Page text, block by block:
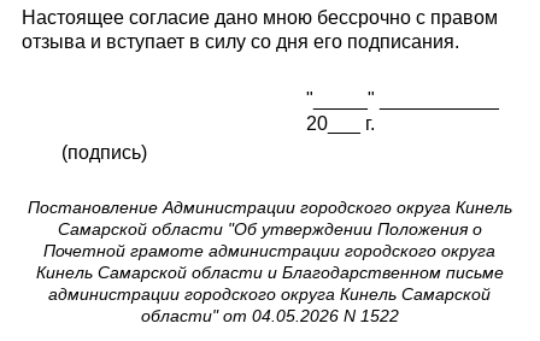
Настоящее согласие дано мною бессрочно с правом
отзыва и вступает в силу со дня его подписания.
"_____" ___________
20___ г.
(подпись)
Постановление Администрации городского округа Кинель
Самарской области "Об утверждении Положения о
Почетной грамоте администрации городского округа
Кинель Самарской области и Благодарственном письме
администрации городского округа Кинель Самарской
области" от 04.05.2026 N 1522